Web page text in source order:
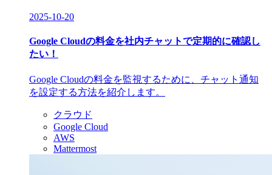
2025-10-20
Google Cloudの料金を社内チャットで定期的に確認し
たい！
Google Cloudの料金を監視するために、チャット通知
を設定する方法を紹介します。
クラウド
Google Cloud
AWS
Mattermost